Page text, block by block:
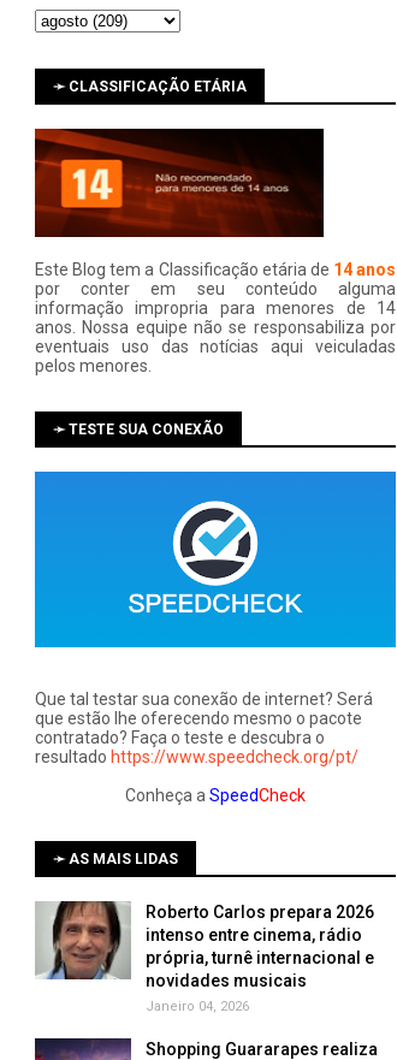
➛ CLASSIFICAÇÃO ETÁRIA
Este Blog tem a Classificação etária de 14 anos
por conter em seu conteúdo alguma
informação impropria para menores de 14
anos. Nossa equipe não se responsabiliza por
eventuais uso das notí­cias aqui veiculadas
pelos menores.
➛ TESTE SUA CONEXÃO
Que tal testar sua conexão de internet? Será
que estão lhe oferecendo mesmo o pacote
contratado? Faça o teste e descubra o
resultado https://www.speedcheck.org/pt/
Conheça a SpeedCheck
➛ AS MAIS LIDAS
Roberto Carlos prepara 2026
intenso entre cinema, rádio
própria, turnê internacional e
novidades musicais
Janeiro 04, 2026
Shopping Guararapes realiza